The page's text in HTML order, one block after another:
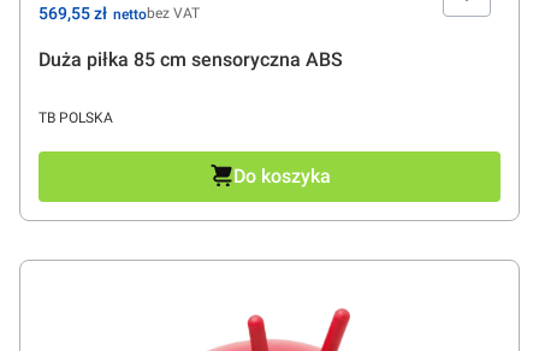
Duża piłka 85 cm sensoryczna ABS
PRODUCENT
TB POLSKA
Cena
569,55 zł bez VAT
Do koszyka